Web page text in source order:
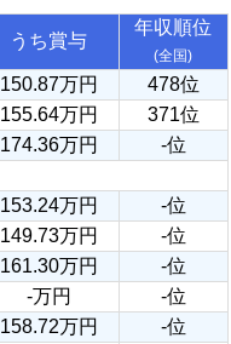
うち賞与
年収順位
(全国)
150.87万円
478位
155.64万円
371位
174.36万円
-位
153.24万円 -位
149.73万円 -位
161.30万円 -位
-万円 -位
158.72万円 -位